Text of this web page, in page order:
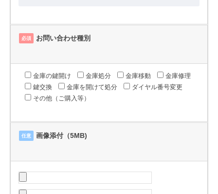
必須 お問い合わせ種別
金庫の鍵開け 金庫処分 金庫移動
金庫修理
鍵交換
金庫を開けて処分
ダイヤル番号変更
その他（ご購入等）
任意 画像添付（5MB)